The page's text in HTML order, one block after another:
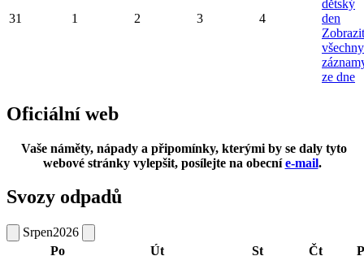
31 1 2 3 4
dětský
den
Zobrazit
všechny
ze dne
Oficiální web
Vaše náměty, nápady a připomínky, kterými by se daly tyto
webové stránky vylepšit, posílejte na obecníe-mail.
Svozy odpadů
Srpen2026
Po
Út St Čt